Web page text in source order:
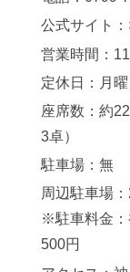
公式サイト：
営業時間：
定休日：月
座席数：約
3卓）
駐車場：無
周辺駐車場
※駐車料金：
500円